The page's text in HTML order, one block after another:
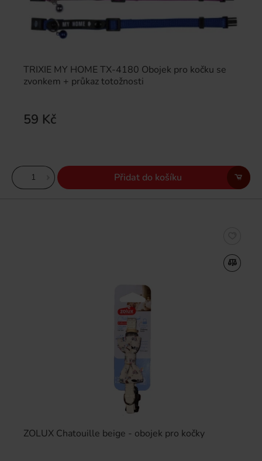
TRIXIE MY HOME TX-4180 Obojek pro kočku se
zvonkem + průkaz totožnosti
59 Kč
Přidat do košíku
ZOLUX Chatouille beige - obojek pro kočky